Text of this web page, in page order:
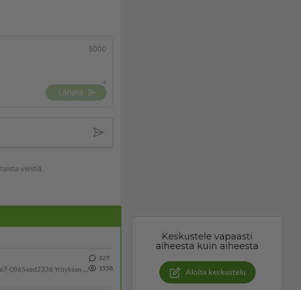
5000
Lähetä
viestiä.
https://www.iltalehti.fi/viihdeuutiset/a/c46da6ab-340f-4790-aaa7-0865eed2336 Yrityksen konkurssihakemus on tullut kärä
327
1558
Keskustele vapaasti
aiheesta kuin aiheesta
Aloita keskustelu